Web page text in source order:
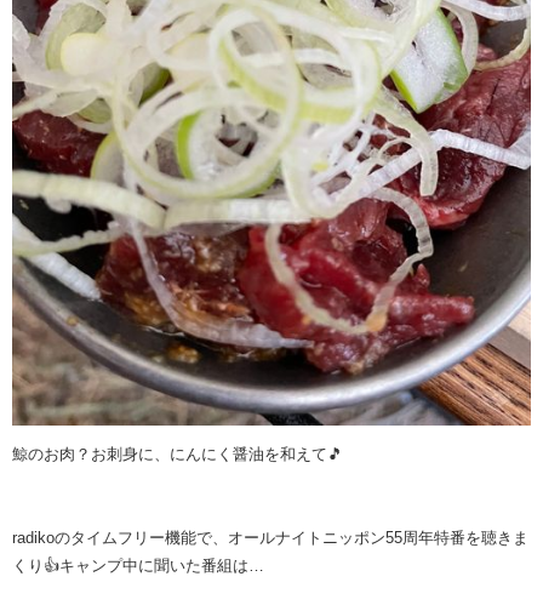
鯨のお肉？お刺身に、にんにく醤油を和えて🎵
radikoのタイムフリー機能で、オールナイトニッポン55周年特番を聴きま
くり👍キャンプ中に聞いた番組は…